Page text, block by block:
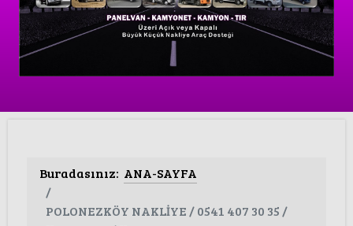
Buradasınız: ANA-SAYFA
POLONEZKÖY NAKLİYE / 0541 407 30 35 /